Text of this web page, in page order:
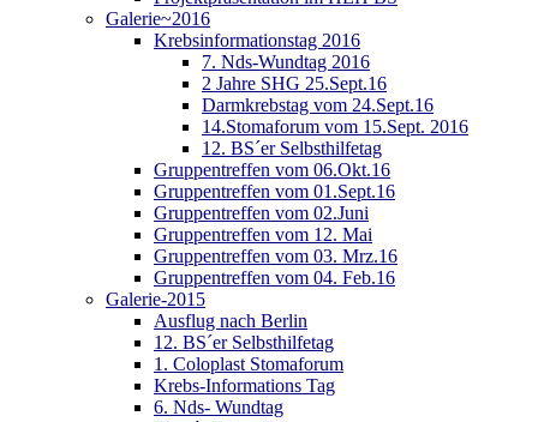
Galerie~2016
Krebsinformationstag 2016
7. Nds-Wundtag 2016
2 Jahre SHG 25.Sept.16
Darmkrebstag vom 24.Sept.16
14.Stomaforum vom 15.Sept. 2016
12. BS´er Selbsthilfetag
Gruppentreffen vom 06.Okt.16
Gruppentreffen vom 01.Sept.16
Gruppentreffen vom 02.Juni
Gruppentreffen vom 12. Mai
Gruppentreffen vom 03. Mrz.16
Gruppentreffen vom 04. Feb.16
Galerie-2015
Ausflug nach Berlin
12. BS´er Selbsthilfetag
1. Coloplast Stomaforum
Krebs-Informations Tag
6. Nds- Wundtag